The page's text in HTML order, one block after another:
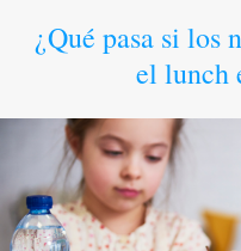
¿Qué pasa si los
el lunch